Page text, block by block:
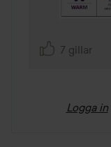
7 gillar
Logga in